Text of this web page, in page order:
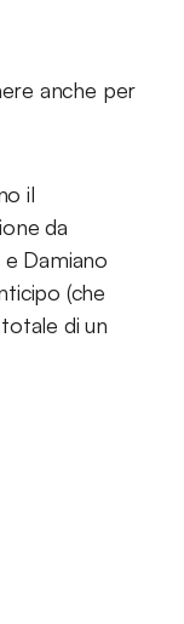
anche per
il
da
Damiano
(che
di un